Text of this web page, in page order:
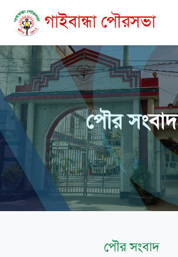
গাইবান্ধা পৌরসভা
পৌর সংবাদ
পৌর সংবাদ